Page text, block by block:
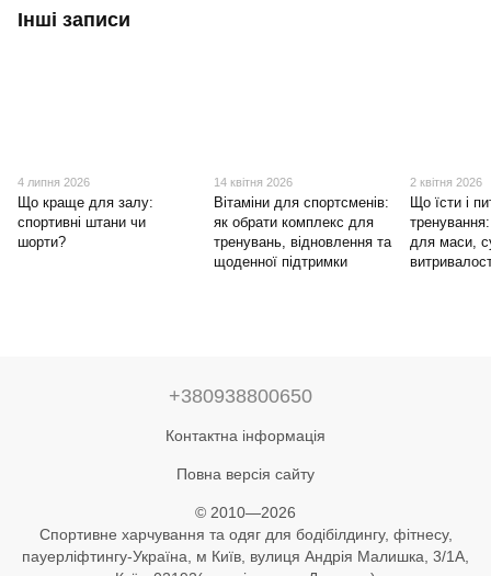
Інші записи
4 липня 2026
Що краще для залу:
спортивні штани чи
шорти?
14 квітня 2026
Вітаміни для спортсменів:
як обрати комплекс для
тренувань, відновлення та
щоденної підтримки
2 квітня 2026
Що їсти і
для маси,
+380938800650
Контактна інформація
Повна версія сайту
© 2010—2026
Спортивне харчування та одяг для бодібілдингу, фітнесу,
пауерліфтингу-Україна, м Київ, вулиця Андрія Малишка, 3/1А,